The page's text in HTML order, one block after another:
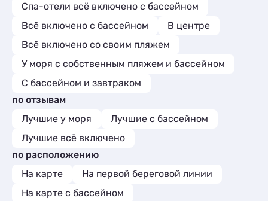
Спа-отели всё включено с бассейном
Всё включено с бассейном
В центре
Всё включено со своим пляжем
У моря с собственным пляжем и бассейном
С бассейном и завтраком
по отзывам
Лучшие у моря
Лучшие с бассейном
Лучшие всё включено
по расположению
На карте
На первой береговой линии
На карте с бассейном